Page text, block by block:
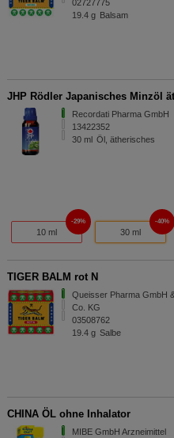
02727775
19.4 g Balsam
JHP Rödler Japanisches Minzöl
Recordati Pharma GmbH
13422352
30 ml Öl, ätherisches
10 ml
29%
30 ml
40%
TIGER BALM rot N
Queisser Pharma GmbH
Co. KG
03508762
19.4 g Salbe
CHINA ÖL ohne Inhalator
MIBE GmbH Arzneimittel